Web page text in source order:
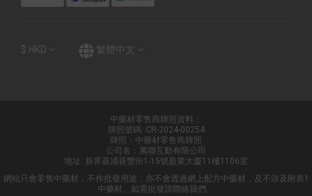
$ HKD 繁體中文
中藥材零售商牌照資料：
牌照號碼: CR-2024-00254
牌照：中藥材零售商牌照
公司名：萬聯互動有限公司
地址: 新界葵涌葵豐街1-15號盈業大廈11樓1106室
網站只會零售中藥材，不作批發用途，亦不會透過網上配方中藥材，及不涉及附表1
中藥材。如需批發請聯絡我們。